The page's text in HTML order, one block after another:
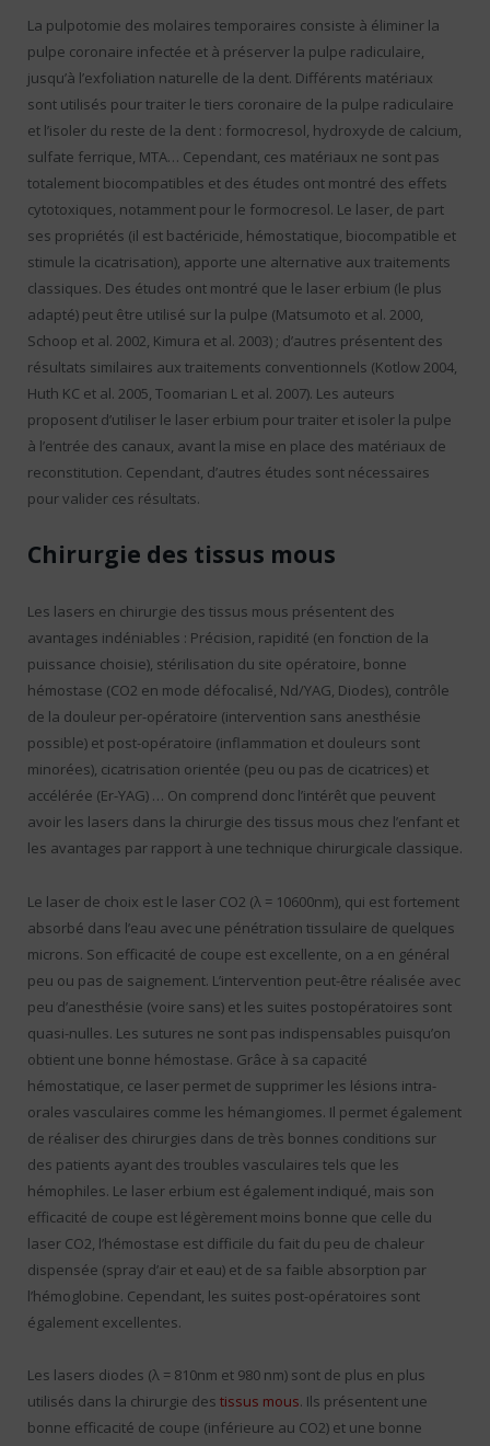
La pulpotomie des molaires temporaires consiste à éliminer la
pulpe coronaire infectée et à préserver la pulpe radiculaire,
jusqu’à l’exfoliation naturelle de la dent. Différents matériaux
sont utilisés pour traiter le tiers coronaire de la pulpe radiculaire
et l’isoler du reste de la dent : formocresol, hydroxyde de calcium,
sulfate ferrique, MTA… Cependant, ces matériaux ne sont pas
totalement biocompatibles et des études ont montré des effets
cytotoxiques, notamment pour le formocresol. Le laser, de part
ses propriétés (il est bactéricide, hémostatique, biocompatible et
stimule la cicatrisation), apporte une alternative aux traitements
classiques. Des études ont montré que le laser erbium (le plus
adapté) peut être utilisé sur la pulpe (Matsumoto et al. 2000,
Schoop et al. 2002, Kimura et al. 2003) ; d’autres présentent des
résultats similaires aux traitements conventionnels (Kotlow 2004,
Huth KC et al. 2005, Toomarian L et al. 2007). Les auteurs
proposent d’utiliser le laser erbium pour traiter et isoler la pulpe
à l’entrée des canaux, avant la mise en place des matériaux de
reconstitution. Cependant, d’autres études sont nécessaires
pour valider ces résultats.
Chirurgie des tissus mous
Les lasers en chirurgie des tissus mous présentent des
avantages indéniables : Précision, rapidité (en fonction de la
puissance choisie), stérilisation du site opératoire, bonne
hémostase (CO2 en mode défocalisé, Nd/YAG, Diodes), contrôle
de la douleur per-opératoire (intervention sans anesthésie
possible) et post-opératoire (inflammation et douleurs sont
minorées), cicatrisation orientée (peu ou pas de cicatrices) et
accélérée (Er-YAG) … On comprend donc l’intérêt que peuvent
avoir les lasers dans la chirurgie des tissus mous chez l’enfant et
les avantages par rapport à une technique chirurgicale classique.
Le laser de choix est le laser CO2 (λ = 10600nm), qui est fortement
absorbé dans l’eau avec une pénétration tissulaire de quelques
microns. Son efficacité de coupe est excellente, on a en général
peu ou pas de saignement. L’intervention peut-être réalisée avec
peu d’anesthésie (voire sans) et les suites postopératoires sont
quasi-nulles. Les sutures ne sont pas indispensables puisqu’on
obtient une bonne hémostase. Grâce à sa capacité
hémostatique, ce laser permet de supprimer les lésions intra-
orales vasculaires comme les hémangiomes. Il permet également
de réaliser des chirurgies dans de très bonnes conditions sur
des patients ayant des troubles vasculaires tels que les
hémophiles. Le laser erbium est également indiqué, mais son
efficacité de coupe est légèrement moins bonne que celle du
laser CO2, l’hémostase est difficile du fait du peu de chaleur
dispensée (spray d’air et eau) et de sa faible absorption par
l’hémoglobine. Cependant, les suites post-opératoires sont
également excellentes.
Les lasers diodes (λ = 810nm et 980 nm) sont de plus en plus
utilisés dans la chirurgie des tissus mous. Ils présentent une
bonne efficacité de coupe (inférieure au CO2) et une bonne